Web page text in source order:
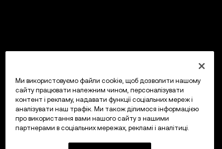
Ми використовуємо файли cookie, щоб дозволити нашому
сайту працювати належним чином, персоналізувати
контент і рекламу, надавати функції соціальних мереж і
аналізувати наш трафік. Ми також ділимося інформацією
про використання вами нашого сайту з нашими
партнерами в соціальних мережах, рекламі і аналітиці.